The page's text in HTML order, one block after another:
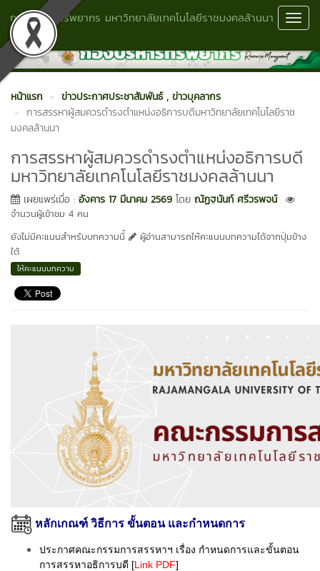
กองบริหารทรัพยากร มหาวิทยาลัยเทคโนโลยีราชมงคลล้านนา
พิษณุโลก
หน้าแรก ข่าวประกาศประชาสัมพันธ์ , ข่าวบุคลากร
การสรรหาผู้สมควรดำรงตำแหน่งอธิการบดีมหาวิทยาลัยเทคโนโลยีราช
มงคลล้านนา
การสรรหาผู้สมควรดำรงตำแหน่งอธิการบดี
มหาวิทยาลัยเทคโนโลยีราชมงคลล้านนา
เผยแพร่เมื่อ : อังคาร 17 มีนาคม 2569 โดย ณัฏฐนันท์ ศรีวรพจน์
จำนวนผู้เข้าชม 4 คน
ยังไม่มีคะแนนสำหรับบทความนี้
ผู้อ่านสามารถให้คะแนนบทความได้จากปุ่มข้าง
ใต้
ให้คะแนนบทความ
หลักเกณฑ์ วิธีการ ขั้นตอน และกำหนดการ
ประกาศคณะกรรมการสรรหาฯ เรื่อง กำหนดการและขั้นตอน
การสรรหาอธิการบดี [Link PDF]